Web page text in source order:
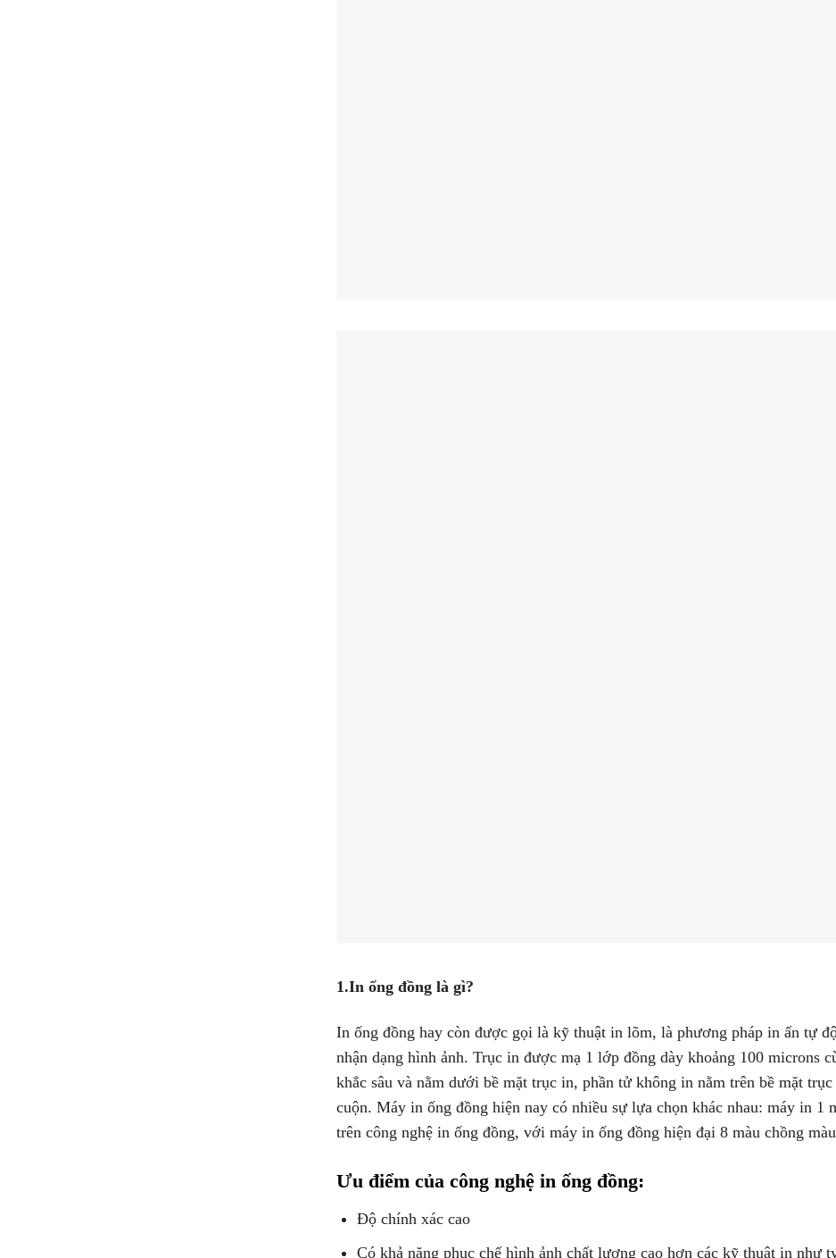
1.In ống đồng là gì?
In ống đồng hay còn được gọi là kỹ thuật in lõm, là phương pháp in ấn tự
nhận dạng hình ảnh. Trục in được mạ 1 lớp đồng dày khoảng 100 microns
khắc sâu và nằm dưới bề mặt trục in, phần tử không in nằm trên bề mặt
cuộn. Máy in ống đồng hiện nay có nhiều sự lựa chọn khác nhau: máy in 1
trên công nghệ in ống đồng, với máy in ống đồng hiện đại 8 màu chồng
Ưu điểm của công nghệ in ống đồng:
Độ chính xác cao
Có khả năng phục chế hình ảnh chất lượng cao hơn các kỹ thuật in như